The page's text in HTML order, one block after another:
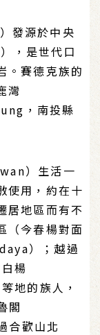
發源於中央
，是世代口
。賽德克族的
灣
，南投縣
）生活一
使用，約在十
居地區而有不
（今春楊對面
）；越過
楊
地的族人，
閣
合歡山北